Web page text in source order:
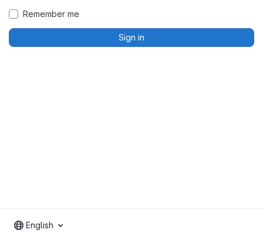
Remember me
Sign in
English